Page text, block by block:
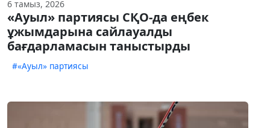
6 тамыз, 2026
«Ауыл» партиясы СҚО-да еңбек
ұжымдарына сайлауалды
бағдарламасын таныстырды
#«Ауыл» партиясы